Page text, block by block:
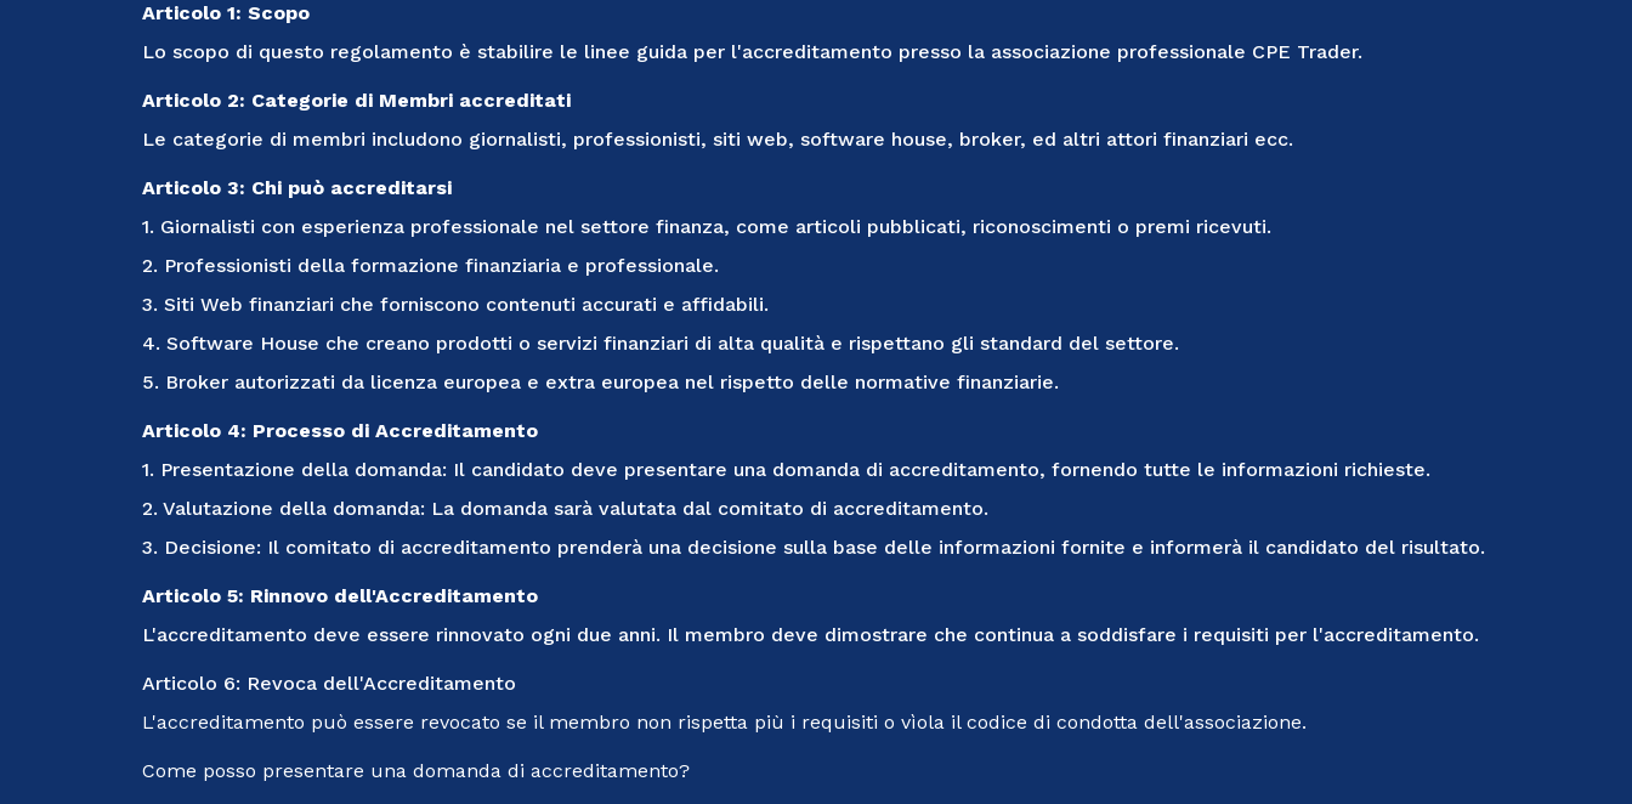
Articolo 1: Scopo
Lo scopo di questo regolamento è stabilire le linee guida per l'accreditamento presso la associazione professionale CPE Trader.
Articolo 2: Categorie di Membri accreditati
Le categorie di membri includono giornalisti, professionisti, siti web, software house, broker, ed altri attori finanziari ecc.
Articolo 3: Chi può accreditarsi
1. Giornalisti con esperienza professionale nel settore finanza, come articoli pubblicati, riconoscimenti o premi ricevuti.
2. Professionisti della formazione finanziaria e professionale.
3. Siti Web finanziari che forniscono contenuti accurati e affidabili.
4. Software House che creano prodotti o servizi finanziari di alta qualità e rispettano gli standard del settore.
5. Broker autorizzati da licenza europea e extra europea nel rispetto delle normative finanziarie.
Articolo 4: Processo di Accreditamento
1. Presentazione della domanda: Il candidato deve presentare una domanda di accreditamento, fornendo tutte le informazioni richieste.
2. Valutazione della domanda: La domanda sarà valutata dal comitato di accreditamento.
3. Decisione: Il comitato di accreditamento prenderà una decisione sulla base delle informazioni fornite e informerà il candidato del risultato.
Articolo 5: Rinnovo dell'Accreditamento
L'accreditamento deve essere rinnovato ogni due anni. Il membro deve dimostrare che continua a soddisfare i requisiti per l'accreditamento.
Articolo 6: Revoca dell'Accreditamento
L'accreditamento può essere revocato se il membro non rispetta più i requisiti o vìola il codice di condotta dell'associazione.
Come posso presentare una domanda di accreditamento?